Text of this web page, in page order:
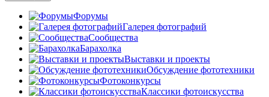
Форумы
Галерея фотографий
Сообщества
Барахолка
Выставки и проекты
Обсуждение фототехники
Фотоконкурсы
Классики фотоискусства